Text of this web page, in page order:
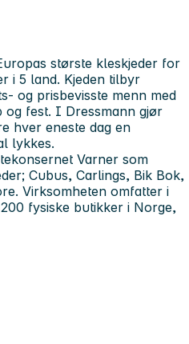
største kleskjeder for
i 5 land. Kjeden tilbyr
og prisbevisste menn med
og fest. I Dressmann gjør
hver eneste dag en
lykkes.
Varner som
Cubus, Carlings, Bik Bok,
Virksomheten omfatter i
fysiske butikker i Norge,